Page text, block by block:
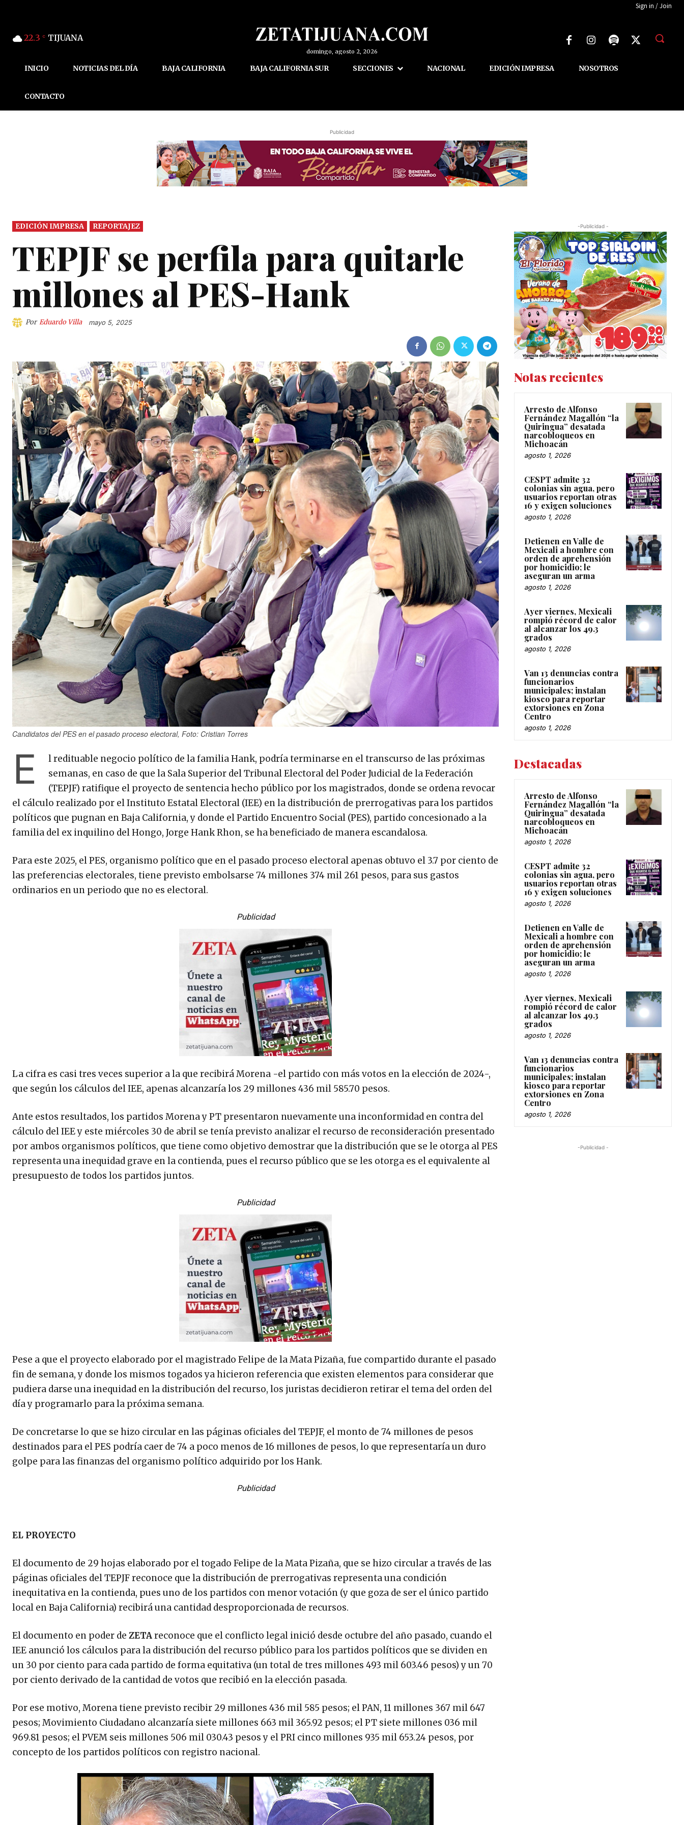
Sign in / Join
22.3 C TIJUANA
domingo, agosto 2, 2026
INICIO NOTICIAS DEL DÍA BAJA CALIFORNIA BAJA CALIFORNIA SUR SECCIONES NACIONAL EDICIÓN IMPRESA NOSOTROS
CONTACTO
Publicidad
EDICIÓN IMPRESA REPORTAJEZ
TEPJF se perfila para quitarle
millones al PES-Hank
Por Eduardo Villa mayo 5, 2025
Candidatos del PES en el pasado proceso electoral, Foto: Cristian Torres
E
l redituable negocio político de la familia Hank, podría terminarse en el transcurso de las próximas
semanas, en caso de que la Sala Superior del Tribunal Electoral del Poder Judicial de la Federación
(TEPJF) ratifique el proyecto de sentencia hecho público por los magistrados, donde se ordena revocar
el cálculo realizado por el Instituto Estatal Electoral (IEE) en la distribución de prerrogativas para los partidos
políticos que pugnan en Baja California, y donde el Partido Encuentro Social (PES), partido concesionado a la
familia del ex inquilino del Hongo, Jorge Hank Rhon, se ha beneficiado de manera escandalosa.
Para este 2025, el PES, organismo político que en el pasado proceso electoral apenas obtuvo el 3.7 por ciento de
las preferencias electorales, tiene previsto embolsarse 74 millones 374 mil 261 pesos, para sus gastos
ordinarios en un periodo que no es electoral.
Publicidad
La cifra es casi tres veces superior a la que recibirá Morena -el partido con más votos en la elección de 2024-,
que según los cálculos del IEE, apenas alcanzaría los 29 millones 436 mil 585.70 pesos.
Ante estos resultados, los partidos Morena y PT presentaron nuevamente una inconformidad en contra del
cálculo del IEE y este miércoles 30 de abril se tenía previsto analizar el recurso de reconsideración presentado
por ambos organismos políticos, que tiene como objetivo demostrar que la distribución que se le otorga al PES
representa una inequidad grave en la contienda, pues el recurso público que se les otorga es el equivalente al
presupuesto de todos los partidos juntos.
Publicidad
Pese a que el proyecto elaborado por el magistrado Felipe de la Mata Pizaña, fue compartido durante el pasado
fin de semana, y donde los mismos togados ya hicieron referencia que existen elementos para considerar que
pudiera darse una inequidad en la distribución del recurso, los juristas decidieron retirar el tema del orden del
día y programarlo para la próxima semana.
De concretarse lo que se hizo circular en las páginas oficiales del TEPJF, el monto de 74 millones de pesos
destinados para el PES podría caer de 74 a poco menos de 16 millones de pesos, lo que representaría un duro
golpe para las finanzas del organismo político adquirido por los Hank.
Publicidad
EL PROYECTO
El documento de 29 hojas elaborado por el togado Felipe de la Mata Pizaña, que se hizo circular a través de las
páginas oficiales del TEPJF reconoce que la distribución de prerrogativas representa una condición
inequitativa en la contienda, pues uno de los partidos con menor votación (y que goza de ser el único partido
local en Baja California) recibirá una cantidad desproporcionada de recursos.
El documento en poder de ZETAreconoce que el conflicto legal inició desde octubre del año pasado, cuando el
IEE anunció los cálculos para la distribución del recurso público para los partidos políticos que se dividen en
un 30 por ciento para cada partido de forma equitativa (un total de tres millones 493 mil 603.46 pesos) y un 70
por ciento derivado de la cantidad de votos que recibió en la elección pasada.
Por ese motivo, Morena tiene previsto recibir 29 millones 436 mil 585 pesos; el PAN, 11 millones 367 mil 647
pesos; Movimiento Ciudadano alcanzaría siete millones 663 mil 365.92 pesos; el PT siete millones 036 mil
969.81 pesos; el PVEM seis millones 506 mil 030.43 pesos y el PRI cinco millones 935 mil 653.24 pesos, por
concepto de los partidos políticos con registro nacional.
-Publicidad -
Notas recientes
Arresto de Alfonso
Fernández Magallón “la
Quiringua” desatada
narcobloqueos en
Michoacán
agosto 1, 2026
CESPT admite 32
colonias sin agua, pero
usuarios reportan otras
16 y exigen soluciones
agosto 1, 2026
Detienen en Valle de
Mexicali a hombre con
orden de aprehensión
por homicidio; le
aseguran un arma
agosto 1, 2026
Ayer viernes, Mexicali
rompió récord de calor
al alcanzar los 49.3
grados
agosto 1, 2026
Van 13 denuncias contra
funcionarios
municipales; instalan
kiosco para reportar
extorsiones en Zona
Centro
agosto 1, 2026
Destacadas
Arresto de Alfonso
Fernández Magallón “la
Quiringua” desatada
narcobloqueos en
Michoacán
agosto 1, 2026
CESPT admite 32
colonias sin agua, pero
usuarios reportan otras
16 y exigen soluciones
agosto 1, 2026
Detienen en Valle de
Mexicali a hombre con
orden de aprehensión
por homicidio; le
aseguran un arma
agosto 1, 2026
Ayer viernes, Mexicali
rompió récord de calor
al alcanzar los 49.3
grados
agosto 1, 2026
Van 13 denuncias contra
funcionarios
municipales; instalan
kiosco para reportar
extorsiones en Zona
Centro
agosto 1, 2026
-Publicidad -